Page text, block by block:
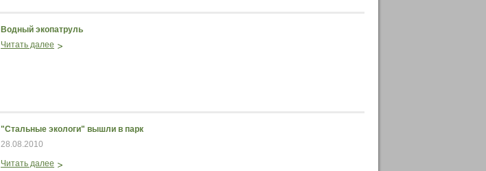
Водный экопатруль
Читать далее
"Стальные экологи" вышли в парк
28.08.2010
Читать далее